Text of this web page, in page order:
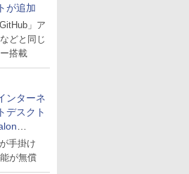
が追加
」ア
どと同じ
搭載
ンターネ
デスクト
手掛け
が無償